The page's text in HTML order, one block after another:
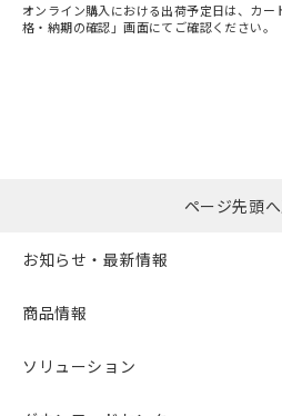
オンライン購入における出荷予定日は、カ
格・納期の確認」画面にてご確認ください。
ページ先頭
お知らせ・最新情報
商品情報
ソリューション